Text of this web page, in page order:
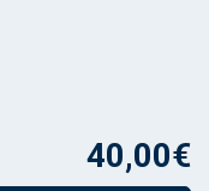
40,00€